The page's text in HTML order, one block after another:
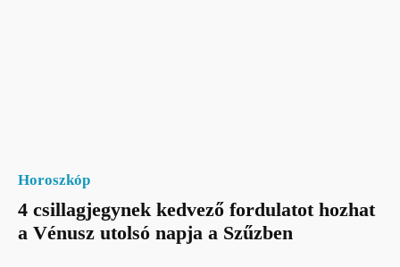
Horoszkóp
4 csillagjegynek kedvező fordulatot hozhat
a Vénusz utolsó napja a Szűzben